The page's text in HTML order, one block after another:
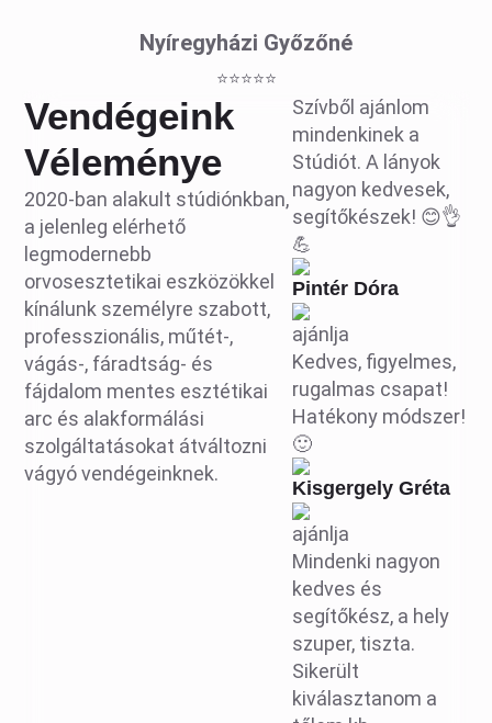
Nyíregyházi Győzőné
⭐⭐⭐⭐⭐
Vendégeink
Véleménye
2020-ban alakult stúdiónkban,
a jelenleg elérhető
legmodernebb
orvosesztetikai eszközökkel
kínálunk személyre szabott,
professzionális, műtét-,
vágás-, fáradtság- és
fájdalom mentes esztétikai
arc és alakformálási
szolgáltatásokat átváltozni
vágyó vendégeinknek.
Szívből ajánlom
mindenkinek a
Stúdiót. A lányok
nagyon kedvesek,
segítőkészek! 😊👌
💪
Pintér Dóra
ajánlja
Kedves, figyelmes,
rugalmas csapat!
Hatékony módszer!
🙂
Kisgergely Gréta
ajánlja
Mindenki nagyon
kedves és
segítőkész, a hely
szuper, tiszta.
Sikerült
kiválasztanom a